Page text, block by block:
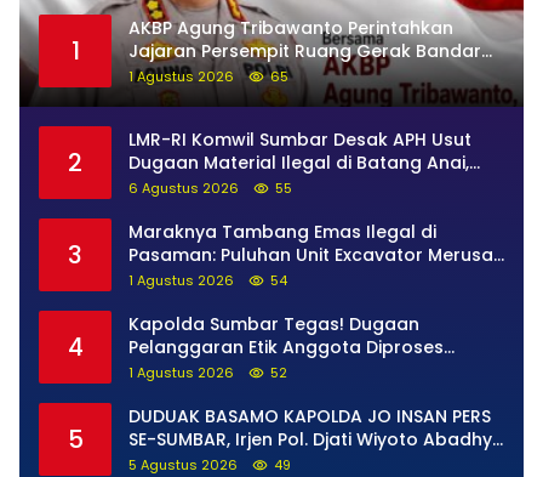
1
AKBP Agung Tribawanto Perintahkan
Jajaran Persempit Ruang Gerak Bandar
Narkoba di Pasaman Barat
1 Agustus 2026 65
2
LMR-RI Komwil Sumbar Desak APH Usut
Dugaan Material Ilegal di Batang Anai,
Dugaan Keterkaitan PT UHA Diminta
6 Agustus 2026 55
3
Maraknya Tambang Emas Ilegal di
Pasaman: Puluhan Unit Excavator Merusak
Alam, di Kawasan Muaro Sungai Lolo
1 Agustus 2026 54
4
Kapolda Sumbar Tegas! Dugaan
Pelanggaran Etik Anggota Diproses
Tanpa Pandang Bulu, Sidang Etik AKBP F
1 Agustus 2026 52
5
DUDUAK BASAMO KAPOLDA JO INSAN PERS
SE-SUMBAR, Irjen Pol. Djati Wiyoto Abadhy
Tegaskan Tak Ada Ruang bagi Pelanggar
5 Agustus 2026 49